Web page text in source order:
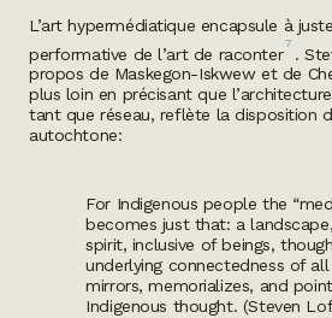
L’art hypermédiatique encapsule à
performative de l’art de raconter
7
.
propos de Maskegon-Iskwew et de
plus loin en précisant que
tant que réseau, reflète la disposition
autochtone:
For Indigenous people the
becomes just that: a
spirit, inclusive of beings,
under­lying connectedness of
mirrors, memorial­izes, and
Indigenous thought. (Steven